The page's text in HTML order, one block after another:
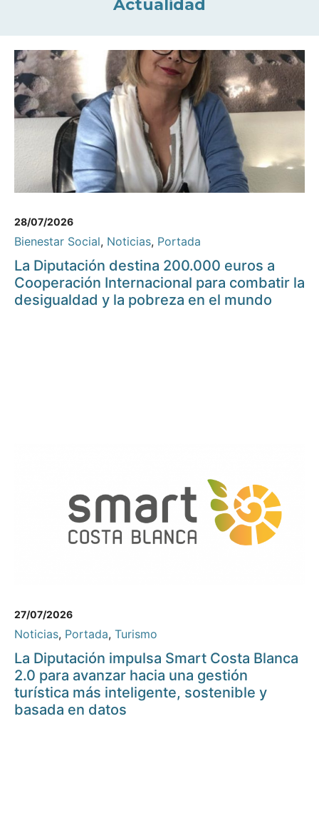
Actualidad
28/07/2026
Bienestar Social, Noticias, Portada
La Diputación destina 200.000 euros a
Cooperación Internacional para combatir la
desigualdad y la pobreza en el mundo
27/07/2026
Noticias, Portada, Turismo
La Diputación impulsa Smart Costa Blanca
2.0 para avanzar hacia una gestión
turística más inteligente, sostenible y
basada en datos